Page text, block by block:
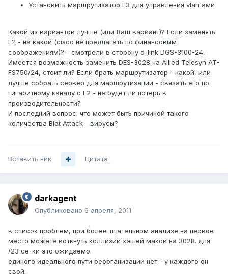
Установить маршрутизатор L3 для управления vlan'ами
Какой из вариантов лучше (или Ваш вариант)? Если заменять
L2 - на какой (cisco не предлагать по финансовым
соображениям)? - смотрели в сторону d-link DGS-3100-24.
Имеется возможность заменить DES-3028 на Allied Telesyn AT-
FS750/24, стоит ли? Если брать маршрутизатор - какой, или
лучше собрать сервер для маршрутизации - связать его по
гигабитному каналу с L2 - не будет ли потерь в
производительности?
И последний вопрос: что может быть причиной такого
количества Blat Attack - вирусы?
Вставить ник Цитата
darkagent
Опубликовано 6 апреля, 2011
в список проблем, при более тщательном анализе на первое
место можете воткнуть коллизии хэшей маков на 3028. для
/23 сетки это ожидаемо.
единого идеального пути реорганизации нет - у каждого он
свой.